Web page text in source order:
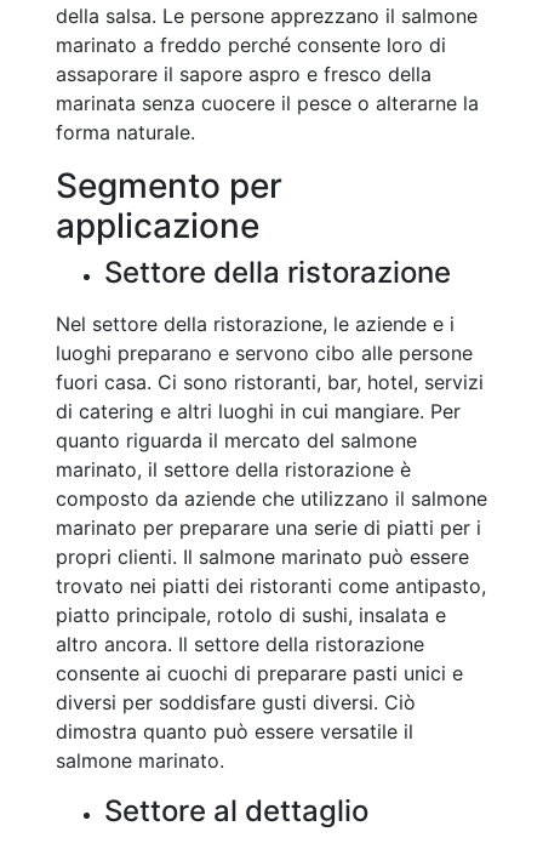
della salsa. Le persone apprezzano il salmone
marinato a freddo perché consente loro di
assaporare il sapore aspro e fresco della
marinata senza cuocere il pesce o alterarne la
forma naturale.
Segmento per
applicazione
Settore della ristorazione
Nel settore della ristorazione, le aziende e i
luoghi preparano e servono cibo alle persone
fuori casa. Ci sono ristoranti, bar, hotel, servizi
di catering e altri luoghi in cui mangiare. Per
quanto riguarda il mercato del salmone
marinato, il settore della ristorazione è
composto da aziende che utilizzano il salmone
marinato per preparare una serie di piatti per i
propri clienti. Il salmone marinato può essere
trovato nei piatti dei ristoranti come antipasto,
piatto principale, rotolo di sushi, insalata e
altro ancora. Il settore della ristorazione
consente ai cuochi di preparare pasti unici e
diversi per soddisfare gusti diversi. Ciò
dimostra quanto può essere versatile il
salmone marinato.
Settore al dettaglio